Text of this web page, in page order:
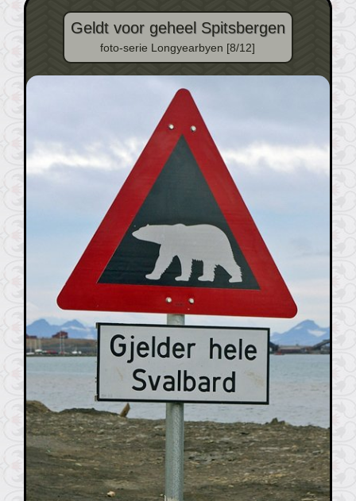
Geldt voor geheel Spitsbergen
foto-serie Longyearbyen [8/12]